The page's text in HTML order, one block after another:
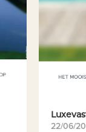
22/06/